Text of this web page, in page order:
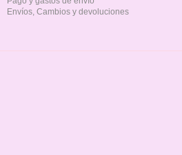
Envíos, Cambios y devoluciones